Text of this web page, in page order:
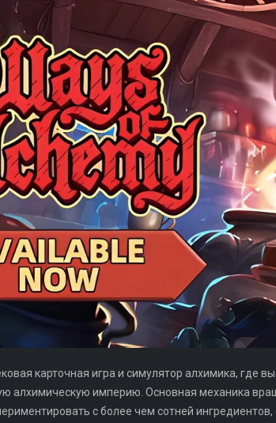
карточная игра и симулятор алхимика, где
алхимическую империю. Основная механика
с более чем сотней